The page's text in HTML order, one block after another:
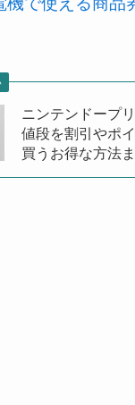
ニンテンドープ
値段を割引やポ
買うお得な方法